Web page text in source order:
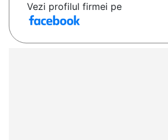
Vezi profilul firmei pe